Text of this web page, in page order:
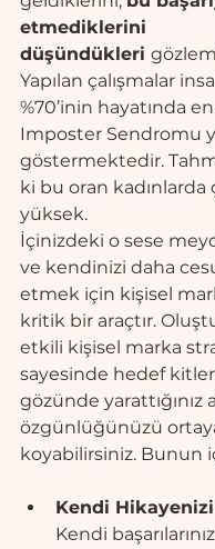
etmediklerini
düşündükleri
Yapılan çalışmalar
%70’inin hayatında
Imposter Sendromu
göstermektedir.
ki bu oran kadınlarda
yüksek.
İçinizdeki o sese
ve kendinizi daha
etmek için kişisel
kritik bir araçtır.
etkili kişisel marka
sayesinde hedef
gözünde yarattığınız
özgünlüğünüzü
koyabilirsiniz. Bunun
Kendi
Kendi